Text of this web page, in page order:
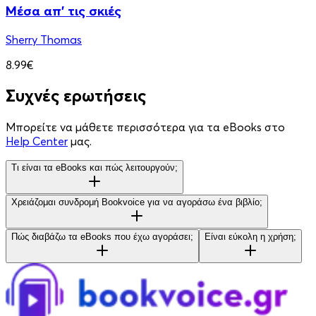
Μέσα απ’ τις σκιές
Sherry Thomas
8.99€
Συχνές ερωτήσεις
Μπορείτε να μάθετε περισσότερα για τα eBooks στο
Help Center μας.
Τι είναι τα eBooks και πώς λειτουργούν;
Χρειάζομαι συνδρομή Bookvoice για να αγοράσω ένα βιβλίο;
Πώς διαβάζω τα eBooks που έχω αγοράσει; Είναι εύκολη η χρήση;